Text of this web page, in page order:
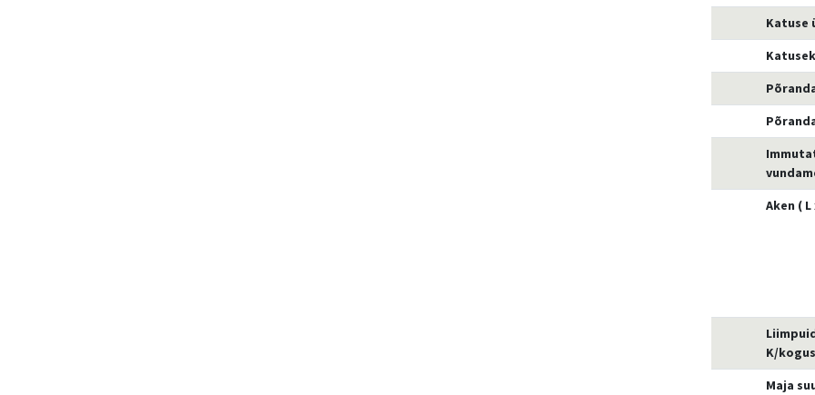
Katuse
Aken (
K/
Maja